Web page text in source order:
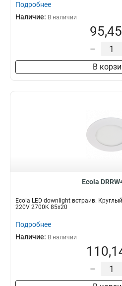
Подробнее
Наличие: В наличии
–
В
Ecola
Ecola LED downlight встраив.
220V 2700K 85x20
Подробнее
Наличие: В наличии
–